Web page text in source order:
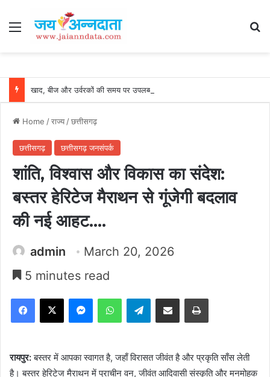
Menu
Home /राज्य/छत्तीसगढ़
छत्तीसगढ़ छत्तीसगढ़ जनसंपर्क
शांति, विश्वास और विकास का संदेश:
बस्तर हेरिटेज मैराथन से गूंजेगी बदलाव
की नई आहट….
admin
March 20, 2026
5 minutes read
Facebook
X MessengerWhatsAppTelegramShare via Email Print
रायपुर:बस्तर में आपका स्वागत है, जहाँ विरासत जीवंत है और प्रकृति साँस लेती
है। बस्तर हेरिटेज मैराथन में प्राचीन वन, जीवंत आदिवासी संस्कृति और मनमोहक